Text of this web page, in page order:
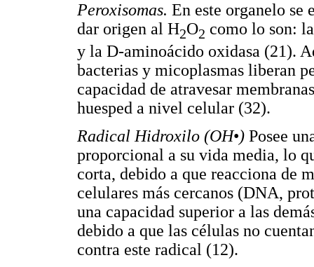
Peroxisomas. En este organelo se
dar origen al H2O2 como lo son:
y la D-aminoácido oxidasa (21).
bacterias y micoplasmas liberan
capacidad de atravesar
huesped a nivel celular (32).
Radical Hidroxilo (OH•) Posee
proporcional a su vida media, lo
corta, debido a que reacciona de
celulares más cercanos (DNA,
una capacidad superior a las
debido a que las células no
contra este radical (12).